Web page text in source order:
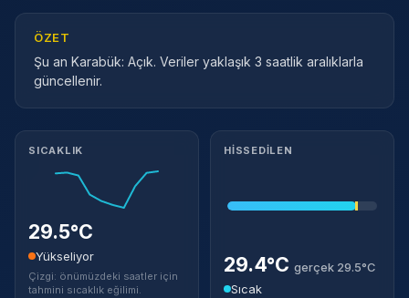
ÖZET
Şu an Karabük: Açık. Veriler yaklaşık 3 saatlik aralıklarla
güncellenir.
Meteorolojik ayrıntılar
SICAKLIK
29.5°C
Yükseliyor
Çizgi: önümüzdeki saatler için
tahmini sıcaklık eğilimi.
HISSEDILEN
29.4°C gerçek 29.5°C
Sıcak